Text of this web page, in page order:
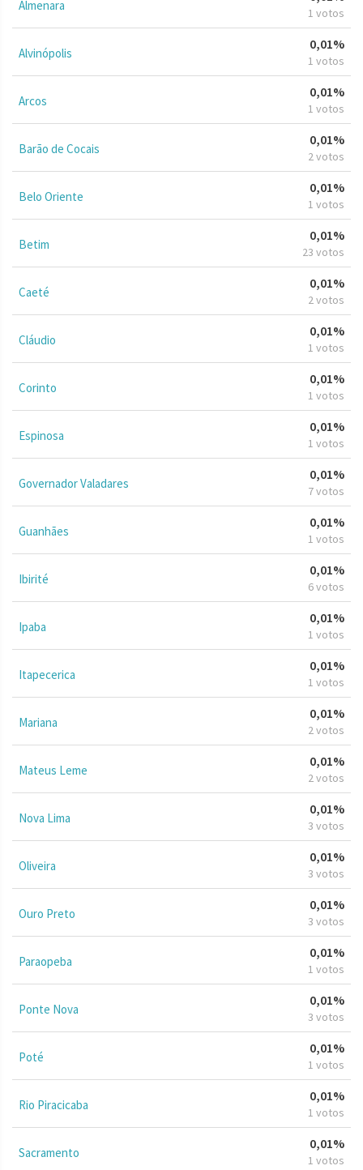
Almenara 1 votos
Alvinópolis
0,01%
1 votos
Arcos
0,01%
1 votos
Barão de Cocais
0,01%
2 votos
Belo Oriente
0,01%
1 votos
Betim
0,01%
23 votos
Caeté
0,01%
2 votos
Cláudio
0,01%
1 votos
Corinto
0,01%
1 votos
Espinosa
0,01%
1 votos
Governador Valadares
0,01%
7 votos
Guanhães
0,01%
1 votos
Ibirité
0,01%
6 votos
Ipaba
0,01%
1 votos
Itapecerica
0,01%
1 votos
Mariana
0,01%
2 votos
Mateus Leme
0,01%
2 votos
Nova Lima
0,01%
3 votos
Oliveira
0,01%
3 votos
Ouro Preto
0,01%
3 votos
Paraopeba
0,01%
1 votos
Ponte Nova
0,01%
3 votos
Poté
0,01%
1 votos
Rio Piracicaba
0,01%
1 votos
Sacramento
0,01%
1 votos